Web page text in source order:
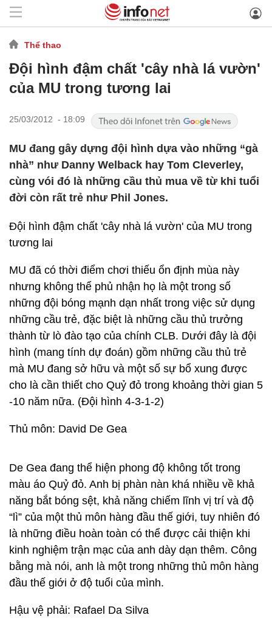
Thể thao
Đội hình đậm chất 'cây nhà lá vườn'
của MU trong tương lai
25/03/2012 - 18:09
MU đang gây dựng đội hình dựa vào những “gà
nhà” như Danny Welback hay Tom Cleverley,
cùng vói đó là những cầu thủ mua về từ khi tuổi
đời còn rất trẻ như Phil Jones.
Đội hình đậm chất 'cây nhà lá vườn' của MU trong
tương lai
MU đã có thời điểm chơi thiếu ổn định mùa này
nhưng không thể phủ nhận họ là một trong số
những đội bóng mạnh dạn nhất trong việc sử dụng
những cầu trẻ, đặc biệt là những cầu thủ trưởng
thành từ lò đào tạo của chính CLB. Dưới đây là đội
hình (mang tính dự đoán) gồm những cầu thủ trẻ
mà MU đang sở hữu và một số sự bổ xung được
cho là cần thiết cho Quỷ đỏ trong khoảng thời gian 5
-10 năm nữa. (Đội hình 4-3-1-2)
Thủ môn: David De Gea
De Gea đang thể hiện phong độ không tốt trong
màu áo Quỷ đỏ. Anh bị phàn nàn khá nhiều về khả
năng bắt bóng sệt, khả năng chiếm lĩnh vị trí và độ
“lì” của một thủ môn hàng đầu thế giới, tuy nhiên đó
là những điều hoàn toàn có thể được cải thiện khi
kinh nghiệm trận mạc của anh dày dạn thêm. Công
bằng mà nói, anh là một trong những thủ môn hàng
đầu thế giới ở độ tuổi của mình.
Hậu vệ phải: Rafael Da Silva